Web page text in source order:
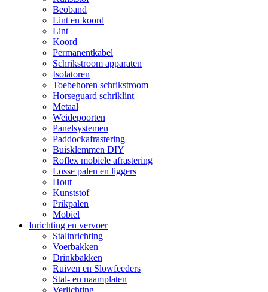
Beoband
Lint en koord
Lint
Koord
Permanentkabel
Schrikstroom apparaten
Isolatoren
Toebehoren schrikstroom
Horseguard schriklint
Metaal
Weidepoorten
Panelsystemen
Paddockafrastering
Buisklemmen DIY
Roflex mobiele afrastering
Losse palen en liggers
Hout
Kunststof
Prikpalen
Mobiel
Inrichting en vervoer
Stalinrichting
Voerbakken
Drinkbakken
Ruiven en Slowfeeders
Stal- en naamplaten
Verlichting